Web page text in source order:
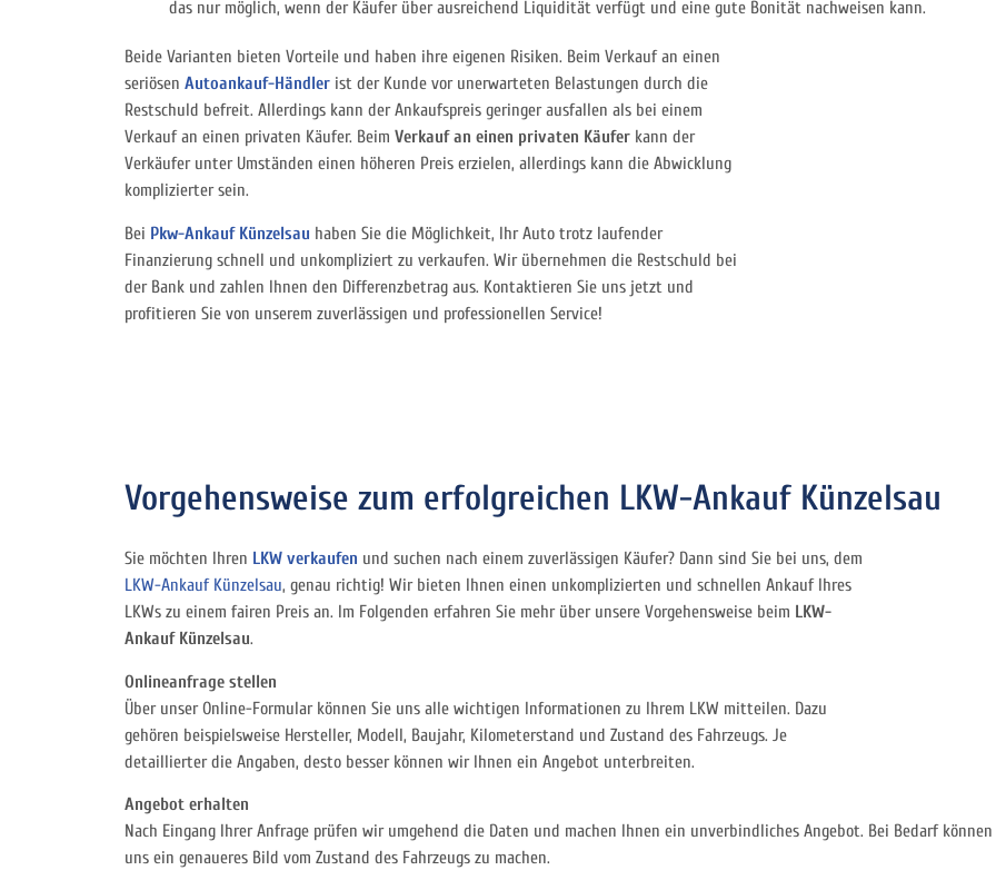
das nur möglich, wenn der Käufer über ausreichend Liquidität verfügt und eine gute Bonität nachweisen kann.
Beide Varianten bieten Vorteile und haben ihre eigenen Risiken. Beim Verkauf an einen
seriösen Autoankauf-Händler ist der Kunde vor unerwarteten Belastungen durch die
Restschuld befreit. Allerdings kann der Ankaufspreis geringer ausfallen als bei einem
Verkauf an einen privaten Käufer. Beim Verkauf an einen privaten Käufer kann der
Verkäufer unter Umständen einen höheren Preis erzielen, allerdings kann die Abwicklung
komplizierter sein.
Bei Pkw-Ankauf Künzelsau haben Sie die Möglichkeit, Ihr Auto trotz laufender
Finanzierung schnell und unkompliziert zu verkaufen. Wir übernehmen die Restschuld bei
der Bank und zahlen Ihnen den Differenzbetrag aus. Kontaktieren Sie uns jetzt und
profitieren Sie von unserem zuverlässigen und professionellen Service!
Vorgehensweise zum erfolgreichen LKW-Ankauf Künzelsau
Sie möchten Ihren LKW verkaufen und suchen nach einem zuverlässigen Käufer? Dann sind Sie bei uns, dem
LKW-Ankauf Künzelsau, genau richtig! Wir bieten Ihnen einen unkomplizierten und schnellen Ankauf Ihres
LKWs zu einem fairen Preis an. Im Folgenden erfahren Sie mehr über unsere Vorgehensweise beim LKW-
Ankauf Künzelsau.
Onlineanfrage stellen
Über unser Online-Formular können Sie uns alle wichtigen Informationen zu Ihrem LKW mitteilen. Dazu
gehören beispielsweise Hersteller, Modell, Baujahr, Kilometerstand und Zustand des Fahrzeugs. Je
detaillierter die Angaben, desto besser können wir Ihnen ein Angebot unterbreiten.
Angebot erhalten
Nach Eingang Ihrer Anfrage prüfen wir umgehend die Daten und machen Ihnen ein unverbindliches Angebot. Bei Bedarf
uns ein genaueres Bild vom Zustand des Fahrzeugs zu machen.